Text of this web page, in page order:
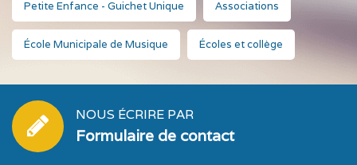
Petite Enfance - Guichet Unique Associations
École Municipale de Musique Écoles et collège
NOUS ÉCRIRE PAR
Formulaire de contact